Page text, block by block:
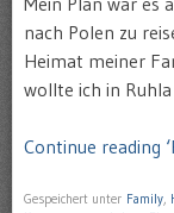
nach Polen zu
Heimat meiner
wollte ich in
Continue reading
Gespeichert unter Family,